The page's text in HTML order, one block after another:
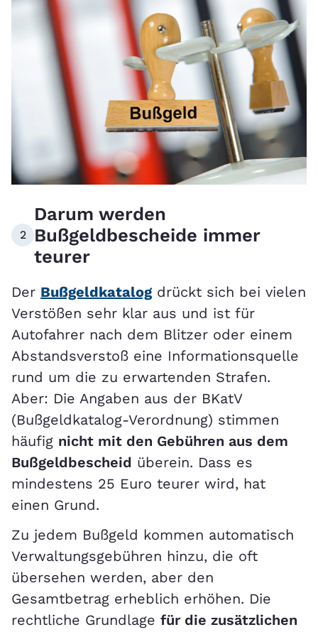
2
Darum werden
Bußgeldbescheide immer
teurer
Der Bußgeldkatalog drückt sich bei vielen
Verstößen sehr klar aus und ist für
Autofahrer nach dem Blitzer oder einem
Abstandsverstoß eine Informationsquelle
rund um die zu erwartenden Strafen.
Aber: Die Angaben aus der BKatV
(Bußgeldkatalog-Verordnung) stimmen
häufig nicht mit den Gebühren aus dem
Bußgeldbescheid überein. Dass es
mindestens 25 Euro teurer wird, hat
einen Grund.
Zu jedem Bußgeld kommen automatisch
Verwaltungsgebühren hinzu, die oft
übersehen werden, aber den
Gesamtbetrag erheblich erhöhen. Die
rechtliche Grundlage für die zusätzlichen